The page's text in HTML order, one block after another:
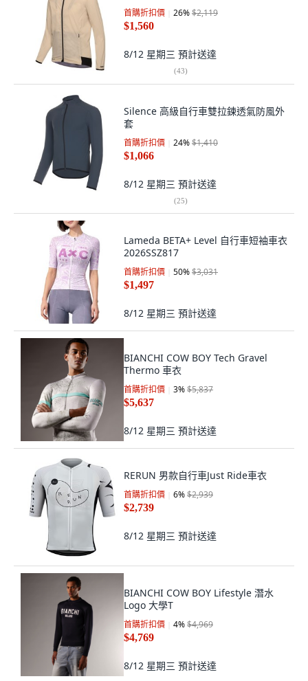
首購折扣價 26%$2,119
$1,560
8/12 星期三 預計送達
(43)
Silence 高級自行車雙拉鍊透氣防風外
套
首購折扣價 24%$1,410
$1,066
8/12 星期三 預計送達
(25)
Lameda BETA+ Level 自行車短袖車衣
2026SSZ817
首購折扣價 50%$3,031
$1,497
8/12 星期三 預計送達
BIANCHI COW BOY Tech Gravel
Thermo 車衣
首購折扣價 3%$5,837
$5,637
8/12 星期三 預計送達
RERUN 男款自行車Just Ride車衣
首購折扣價 6%$2,939
$2,739
8/12 星期三 預計送達
BIANCHI COW BOY Lifestyle 潛水
Logo 大學T
首購折扣價 4%$4,969
$4,769
8/12 星期三 預計送達